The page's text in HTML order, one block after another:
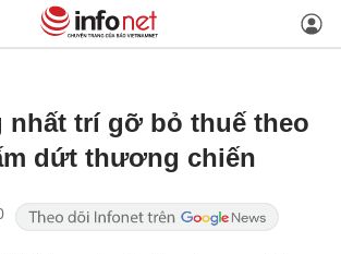
nhất trí gỡ bỏ thuế theo
dứt thương chiến